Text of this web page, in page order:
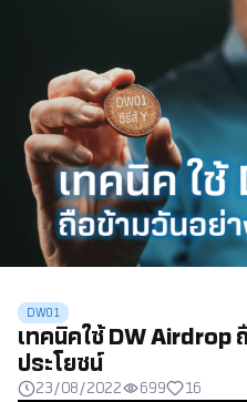
DW01
เทคนิคใช้ DW Airdrop
ประโยชน์
23/08/2022 699 16